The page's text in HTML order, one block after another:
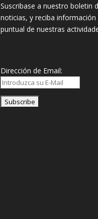
Suscribase a nuestro boletin
noticias, y reciba información
puntual de nuestras
Dirección de Email: